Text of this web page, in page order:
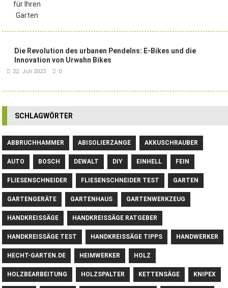
Die Revolution des urbanen Pendelns: E-Bikes und die
Innovation von Urwahn Bikes
22. Juli 2023 0
SCHLAGWÖRTER
ABBRUCHHAMMER ABISOLIERZANGE AKKUSCHRAUBER
AUTO BOSCH DEWALT DIY EINHELL FEIN
FLIESENSCHNEIDER FLIESENSCHNEIDER TEST GARTEN
GARTENGERÄTE GARTENHAUS GARTENWERKZEUG
HANDKREISSÄGE HANDKREISSÄGE RATGEBER
HANDKREISSÄGE TEST HANDKREISSÄGE TIPPS HANDWERKER
HECHT-GARTEN.DE HEIMWERKER HOLZ
HOLZBEARBEITUNG HOLZSPALTER KETTENSÄGE KNIPEX